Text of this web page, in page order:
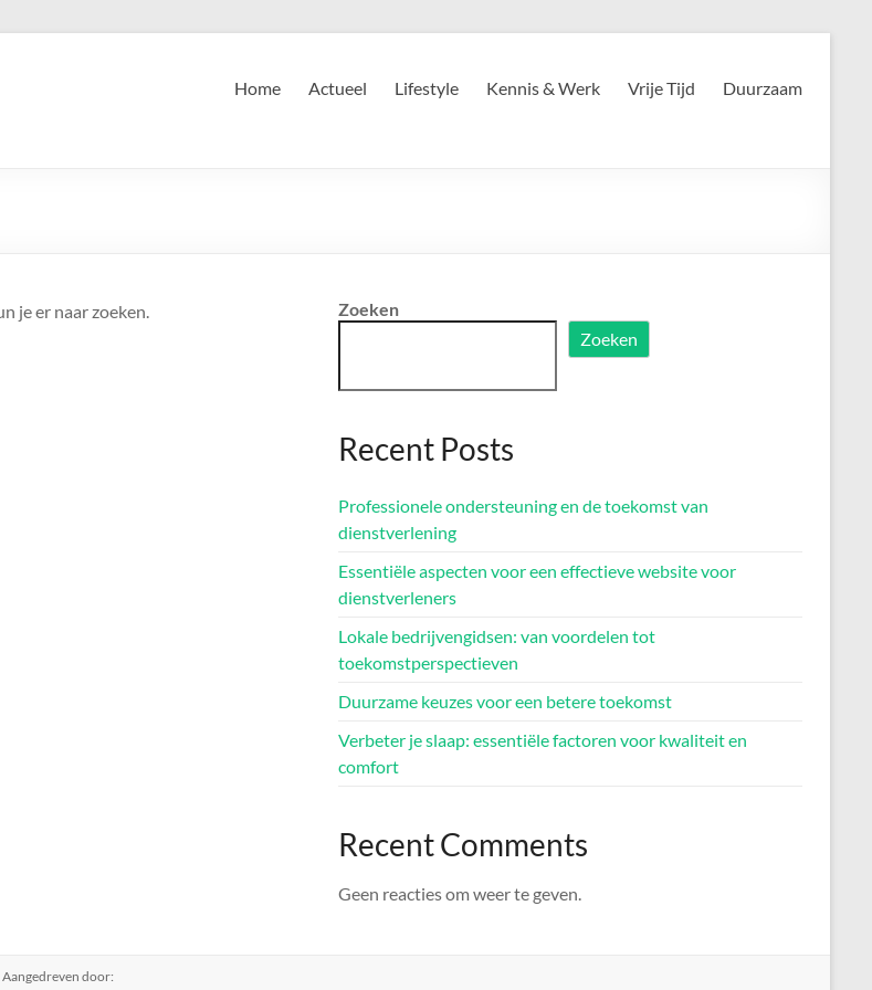
Home Actueel Lifestyle Kennis & Werk Vrije Tijd Duurzaam
je er naar zoeken.
Zoeken
Zoeken
Recent Posts
Professionele ondersteuning en de toekomst van
dienstverlening
Essentiële aspecten voor een effectieve website voor
dienstverleners
Lokale bedrijvengidsen: van voordelen tot
toekomstperspectieven
Duurzame keuzes voor een betere toekomst
Verbeter je slaap: essentiële factoren voor kwaliteit en
comfort
Recent Comments
Geen reacties om weer te geven.
door: